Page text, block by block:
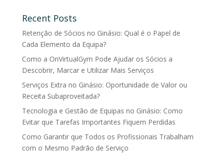
Recent Posts
Retenção de Sócios no Ginásio: Qual é o Papel de
Cada Elemento da Equipa?
Como a OnVirtualGym Pode Ajudar os Sócios a
Descobrir, Marcar e Utilizar Mais Serviços
Serviços Extra no Ginásio: Oportunidade de Valor ou
Receita Subaproveitada?
Tecnologia e Gestão de Equipas no Ginásio: Como
Evitar que Tarefas Importantes Fiquem Perdidas
Como Garantir que Todos os Profissionais Trabalham
com o Mesmo Padrão de Serviço